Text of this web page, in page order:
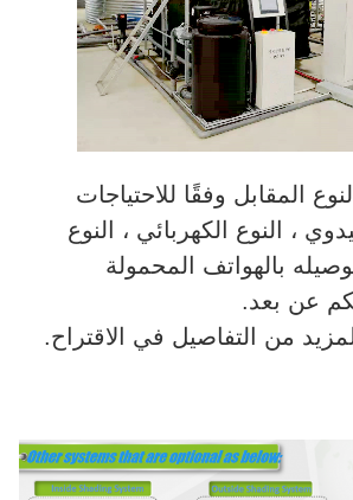
المقابل وفقًا للاحتياجات
، النوع الكهربائي ، النوع
بالهواتف المحمولة
عن بعد.